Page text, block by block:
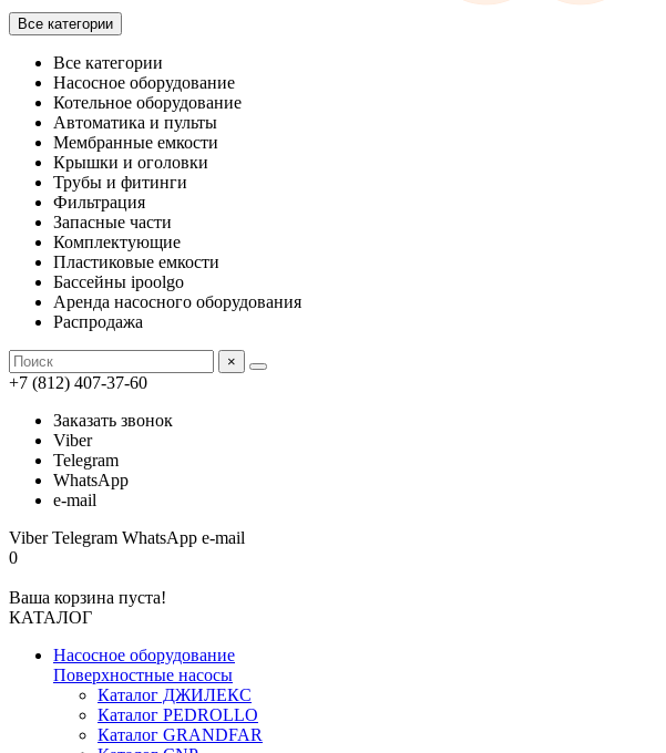
Все категории
Все категории
Насосное оборудование
Котельное оборудование
Автоматика и пульты
Мембранные емкости
Крышки и оголовки
Трубы и фитинги
Фильтрация
Запасные части
Комплектующие
Пластиковые емкости
Бассейны ipoolgo
Аренда насосного оборудования
Распродажа
×
+7 (812) 407-37-60
Заказать звонок
Viber
Telegram
WhatsApp
e-mail
ViberTelegram WhatsApp e-mail
0
Ваша корзина пуста!
КАТАЛОГ
Насосное оборудование
Поверхностные насосы
Каталог ДЖИЛЕКС
Каталог PEDROLLO
Каталог GRANDFAR